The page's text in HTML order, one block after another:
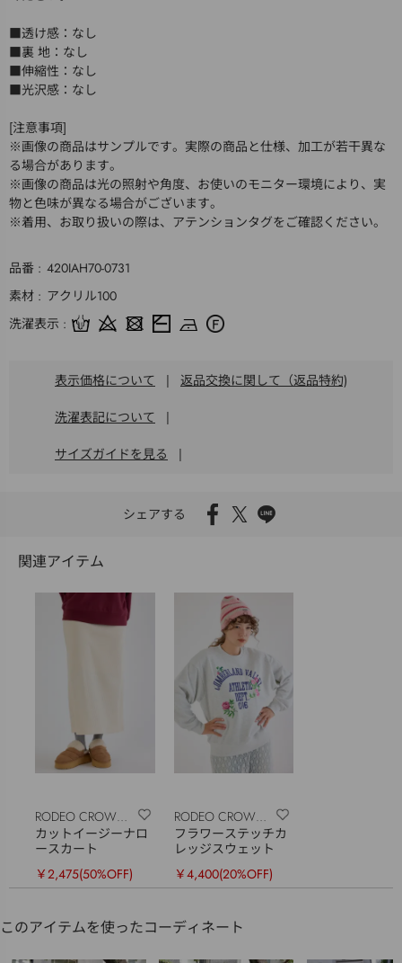
■透け感：なし
■裏 地：なし
■伸縮性：なし
■光沢感：なし
[注意事項]
※画像の商品はサンプルです。実際の商品と仕様、加工が若干異な
る場合があります。
※画像の商品は光の照射や角度、お使いのモニター環境により、実
物と色味が異なる場合がございます。
※着用、お取り扱いの際は、アテンションタグをご確認ください。
品番
420IAH70-0731
素材
アクリル100
洗濯表示
表示価格について | 返品交換に関して（返品特約)
洗濯表記について |
サイズガイドを見る |
シェアする
関連アイテム
RODEO CROWNS
WIDE BOWL
カットイージーナロ
ースカート
￥2,475(50%OFF)
RODEO CROWNS
WIDE BOWL
フラワーステッチカ
レッジスウェット
￥4,400(20%OFF)
このアイテムを使ったコーディネート